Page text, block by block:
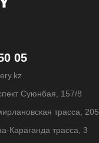
05
Суюнбая, 157/8
трасса, 205
Караганда трасса, 3